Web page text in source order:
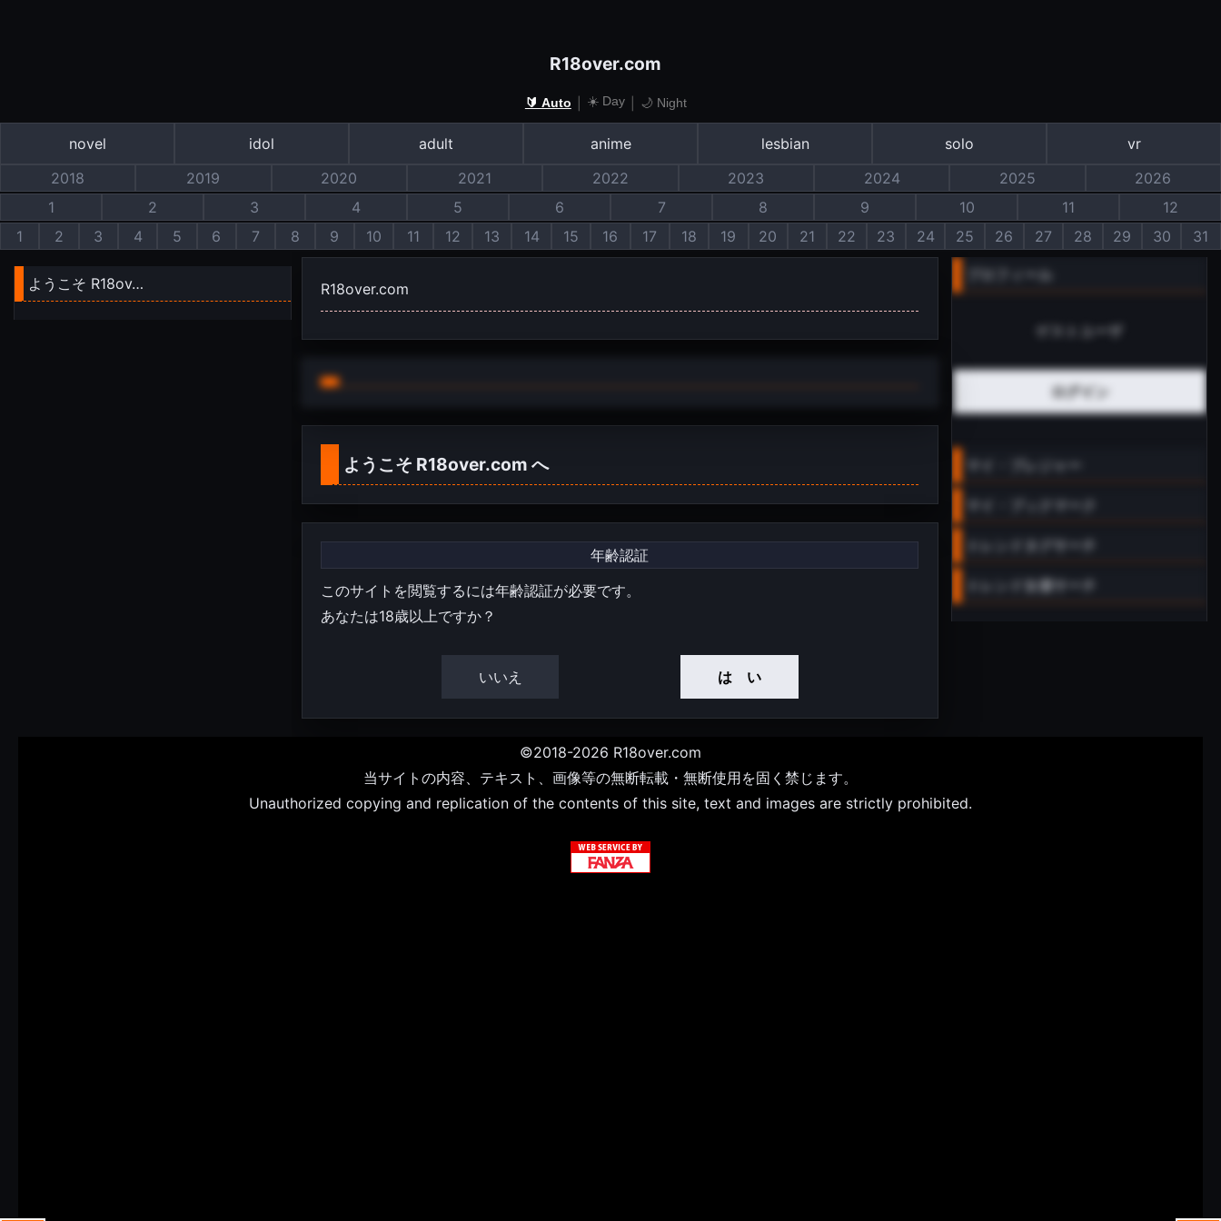
R18over.com
🔰 Auto ☀️ Day 🌙 Night
novel idol adult anime lesbian solo
vr
2018
2019 2020 2021 2022 2023 2024 2025
2026
1
2 3 4 5 6 7 8 9 10 11
12
1
2 3 4 5 6 7 8 9 10 11 12 13 14 15 16 17 18 19 20 21 22 23 24 25 26 27 28 29 30 31
ログイン
トレンド女優サーチ
R18over.com
ようこそ R18over.com へ
年齢認証
このサイトを閲覧するには年齢認証が必要です。
あなたは18歳以上ですか？
いいえ は い
ようこそ R18ov…
©2018-2026 R18over.com
当サイトの内容、テキスト、画像等の無断転載・無断使用を固く禁じます。
Unauthorized copying and replication of the contents of this site, text and images are strictly prohibited.